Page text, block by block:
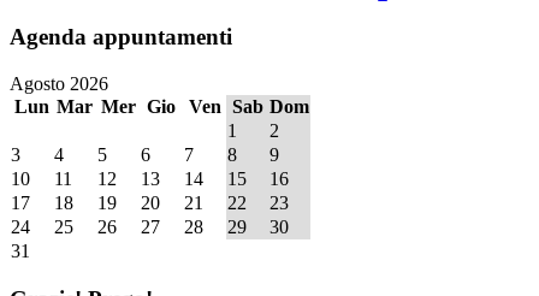
Agenda appuntamenti
Agosto 2026
Lun Mar Mer Gio Ven Sab Dom
1
2
3
4 5 6 7 8
9
10
11 12 13 14 15
16
17
18 19 20 21 22
23
24
25 26 27 28 29
30
31